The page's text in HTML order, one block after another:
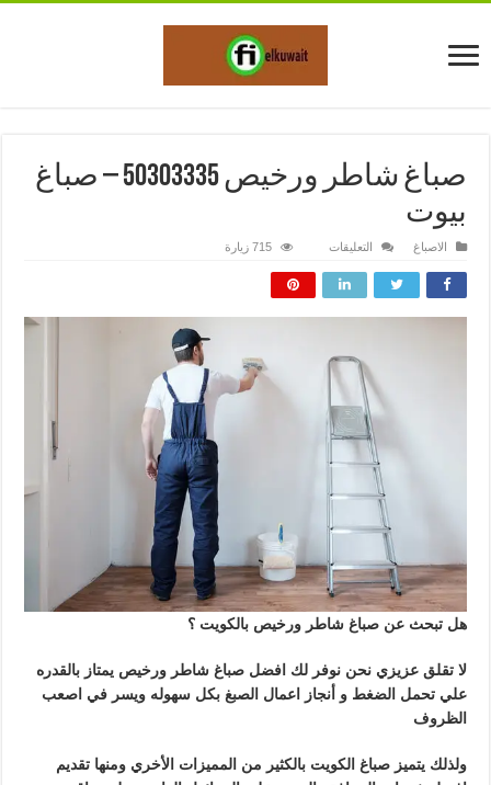
صباغ شاطر ورخيص 50303335 – صباغ
بيوت
الاصباغ التعليقات
شاطر
ورخيص
50303335
–
715 زيارة
هل تبحث عن صباغ شاطر ورخيص بالكويت ؟
لا تقلق عزيزي نحن نوفر لك افضل صباغ شاطر ورخيص يمتاز بالقدره
علي تحمل الضغط و أنجاز اعمال الصبغ بكل سهوله ويسر في اصعب
الظروف
ولذلك يتميز صباغ الكويت بالكثير من المميزات الأخري ومنها تقديم